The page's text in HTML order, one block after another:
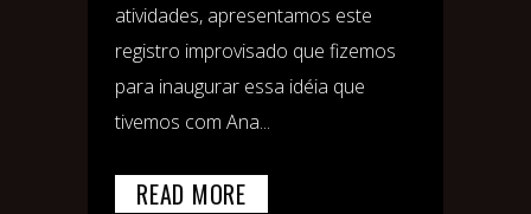
atividades, apresentamos este
registro improvisado que fizemos
para inaugurar essa idéia que
tivemos com Ana...
READ MORE